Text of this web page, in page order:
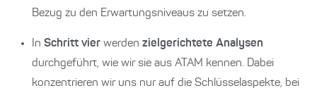
Bezug zu den Erwartungsniveaus zu setzen.
In Schritt vier werden zielgerichtete Analysen
durchgeführt, wie wir sie aus ATAM kennen. Dabei
konzentrieren wir uns nur auf die Schlüsselaspekte, bei